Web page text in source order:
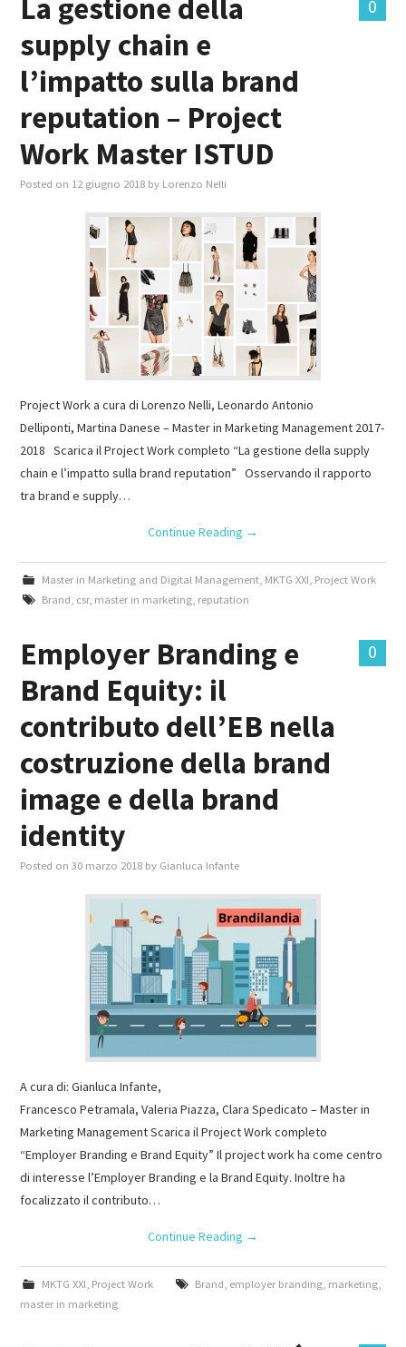
0
La gestione della
supply chain e
l’impatto sulla brand
reputation – Project
Work Master ISTUD
Posted on 12 giugno 2018 by Lorenzo Nelli
Project Work a cura di Lorenzo Nelli, Leonardo Antonio
Delliponti, Martina Danese – Master in Marketing Management 2017-
2018 Scarica il Project Work completo “La gestione della supply
chain e l’impatto sulla brand reputation” Osservando il rapporto
tra brand e supply…
Continue Reading →
Master in Marketing and Digital Management, MKTG XXI Project Work
Brand csr, master in marketing, reputation
0
Employer Branding e
Brand Equity: il
contributo dell’EB nella
costruzione della brand
image e della brand
identity
Posted on30 marzo 2018 by Gianluca Infante
A cura di: Gianluca Infante,
Francesco Petramala, Valeria Piazza, Clara Spedicato – Master in
Marketing Management Scarica il Project Work completo
“Employer Branding e Brand Equity” Il project work ha come centro
di interesse l’Employer Branding e la Brand Equity. Inoltre ha
focalizzato il contributo…
Continue Reading →
MKTG XXI Project Work Brand employer branding, marketing,
master in marketing